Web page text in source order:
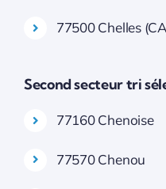
77500 Chelles
Second secteur tri
77160 Chenoise
77570 Chenou